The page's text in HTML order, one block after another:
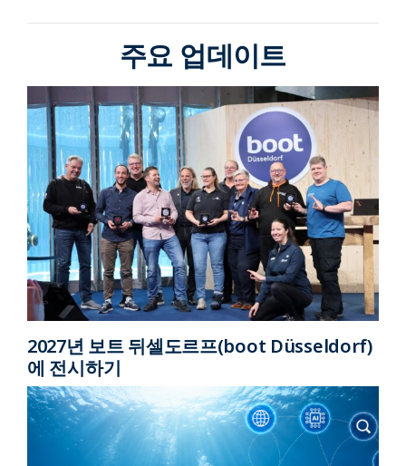
주요 업데이트
2027년 보트 뒤셀도르프(boot Düsseldorf)
에 전시하기